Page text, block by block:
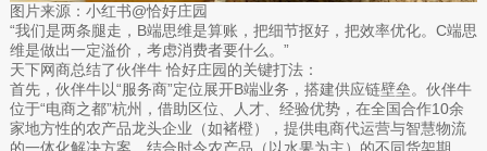
图片来源：小红书@恰好庄园
“我们是两条腿走，B端思维是算账，把细节抠好，把效率优化。C端思
维是做出一定溢价，考虑消费者要什么。”
天下网商总结了伙伴牛 恰好庄园的关键打法：
首先，伙伴牛以“服务商”定位展开B端业务，搭建供应链壁垒。伙伴牛
位于“电商之都”杭州，借助区位、人才、经验优势，在全国合作10余
家地方性的农产品龙头企业（如褚橙），提供电商代运营与智慧物流